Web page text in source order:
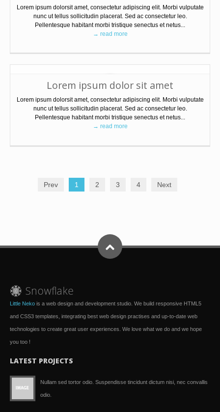
Lorem ipsum dolorsit amet, consectetur adipiscing elit. Morbi vulputate
nunc ut tellus sollicitudin placerat. Sed ac consectetur leo.
Pellentesque habitant morbi tristique senectus et netus...
→ read more
Lorem ipsum dolor sit amet
Lorem ipsum dolorsit amet, consectetur adipiscing elit. Morbi vulputate
nunc ut tellus sollicitudin placerat. Sed ac consectetur leo.
Pellentesque habitant morbi tristique senectus et netus...
→ read more
Prev 1 2 3 4 Next
Little Neko is a web design and development studio. We build responsive HTML5
and CSS3 templates, integrating best web design practises and up-to-date web
technologies to create great user experiences. We love what we do and we hope
you too !
LATEST PROJECTS
Nullam sed tortor odio. Suspendisse tincidunt dictum nisi, nec convallis
odio.